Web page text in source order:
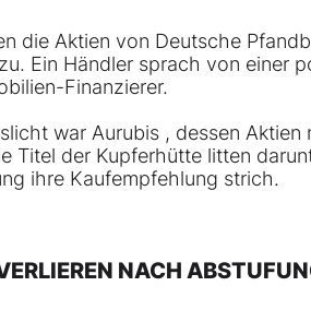
die Aktien von Deutsche
Ein Händler sprach von einer
Finanzierer.
war Aurubis , dessen
Titel der Kupferhütte litten
ihre Kaufempfehlung strich.
NACH